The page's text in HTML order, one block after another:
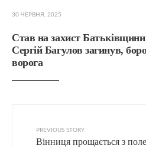
30 ЧЕРВНЯ, 2025
Став на захист
Сергій Багулов загинув,
ворога
PREVIOUS STORY
Вінниця прощається з